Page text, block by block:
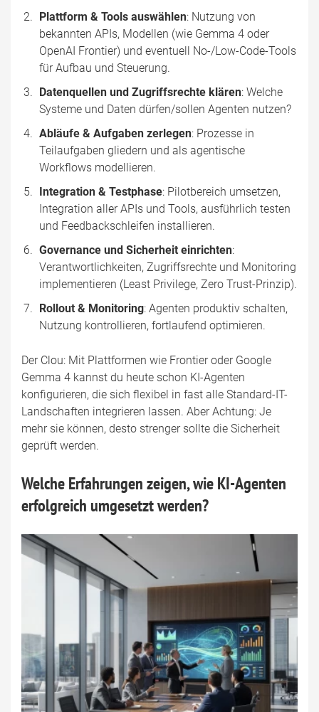
Plattform & Tools auswählen: Nutzung von
bekannten APIs, Modellen (wie Gemma 4 oder
OpenAI Frontier) und eventuell No-/Low-Code-Tools
für Aufbau und Steuerung.
Datenquellen und Zugriffsrechte klären: Welche
Systeme und Daten dürfen/sollen Agenten nutzen?
Abläufe & Aufgaben zerlegen: Prozesse in
Teilaufgaben gliedern und als agentische
Workflows modellieren.
Integration & Testphase: Pilotbereich umsetzen,
Integration aller APIs und Tools, ausführlich testen
und Feedbackschleifen installieren.
Governance und Sicherheit einrichten:
Verantwortlichkeiten, Zugriffsrechte und Monitoring
implementieren (Least Privilege, Zero Trust-Prinzip).
Rollout & Monitoring: Agenten produktiv schalten,
Nutzung kontrollieren, fortlaufend optimieren.
Der Clou: Mit Plattformen wie Frontier oder Google
Gemma 4 kannst du heute schon KI-Agenten
konfigurieren, die sich flexibel in fast alle Standard-IT-
Landschaften integrieren lassen. Aber Achtung: Je
mehr sie können, desto strenger sollte die Sicherheit
geprüft werden.
Welche Erfahrungen zeigen, wie KI-Agenten
erfolgreich umgesetzt werden?